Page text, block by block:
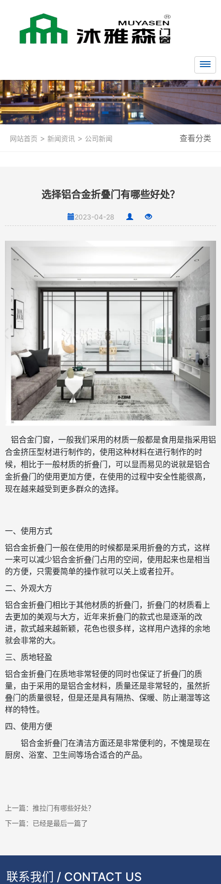
网站首页 > 新闻资讯 > 公司新闻 查看分类
选择铝合金折叠门有哪些好处？
2023-04-28
铝合金门窗，一般我们采用的材质一般都是食用是指采用铝
合金挤压型材进行制作的， 使用这种材料在进行制作的时
候，相比于一般材质的折叠门，可以显而易见的说就是铝合
金折叠门的使用更加方便，在使用的过程中安全性能很高，
现在越来越受到更多群众的选择。
一、使用方式
铝合金折叠门一般在使用的时候都是采用折叠的方式，这样
一来可以减少铝合金折叠门占用的空间，使用起来也是相当
的方便，只需要简单的操作就可以关上或者拉开。
二、外观大方
铝合金折叠门相比于其他材质的折叠门，折叠门的材质看上
去更加的美观与大方，近年来折叠门的款式也是逐渐的改
进，款式越来越新颖，花色也很多样，这样用户选择的余地
就会非常的大。
三、质地轻盈
铝合金折叠门在质地非常轻便的同时也保证了折叠门的质
量，由于采用的是铝合金材料，质量还是非常轻的，虽然折
叠门的质量很轻，但是还是具有隔热、保暖、防止潮湿等这
样的特性。
四、使用方便
铝合金折叠门在清洁方面还是非常便利的，不愧是现在
厨房、浴室、卫生间等场合适合的产品。
上一篇： 推拉门有哪些好处？
下一篇：已经是最后一篇了
联系我们 / CONTACT US
微信号：
点击复制微信号